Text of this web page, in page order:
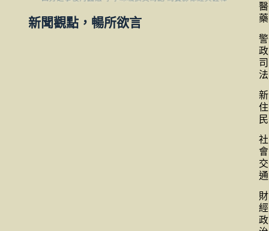
新聞觀點，暢所欲言
醫
藥
警
政
司
法
新
住
民
社
會
交
通
財
經
政